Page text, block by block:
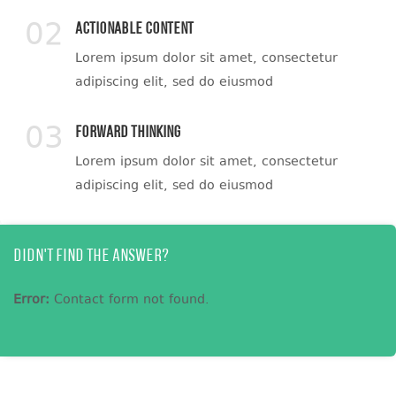
02 Actionable Content
Lorem ipsum dolor sit amet, consectetur
adipiscing elit, sed do eiusmod
03 Forward Thinking
Lorem ipsum dolor sit amet, consectetur
adipiscing elit, sed do eiusmod
Didn't find the answer?
Error: Contact form not found.